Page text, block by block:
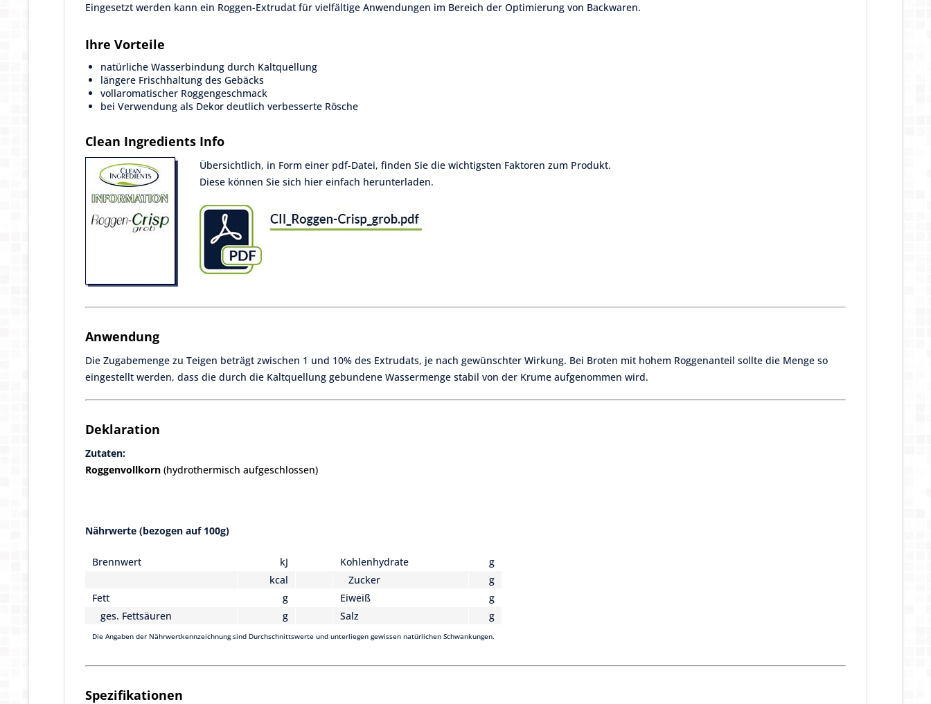
Eingesetzt werden kann ein Roggen-Extrudat für vielfältige Anwendungen im Bereich der Optimierung von Backwaren.
Ihre Vorteile
natürliche Wasserbindung durch Kaltquellung
längere Frischhaltung des Gebäcks
vollaromatischer Roggengeschmack
bei Verwendung als Dekor deutlich verbesserte Rösche
Clean Ingredients Info
Übersichtlich, in Form einer pdf-Datei, finden Sie die wichtigsten Faktoren zum Produkt.
Diese können Sie sich hier einfach herunterladen.
Anwendung
Die Zugabemenge zu Teigen beträgt zwischen 1 und 10% des Extrudats, je nach gewünschter Wirkung. Bei Broten mit hohem Roggenanteil sollte die Menge so
eingestellt werden, dass die durch die Kaltquellung gebundene Wassermenge stabil von der Krume aufgenommen wird.
Deklaration
Zutaten:
Roggenvollkorn (hydrothermisch aufgeschlossen)
Nährwerte (bezogen auf 100g)
Brennwert kJ Kohlenhydrate
g
kcal
Zucker
g
Fett
g Eiweiß
g
ges. Fettsäuren
g Salz g
Die Angaben der Nährwertkennzeichnung sind Durchschnittswerte und unterliegen gewissen natürlichen Schwankungen.
Spezifikationen